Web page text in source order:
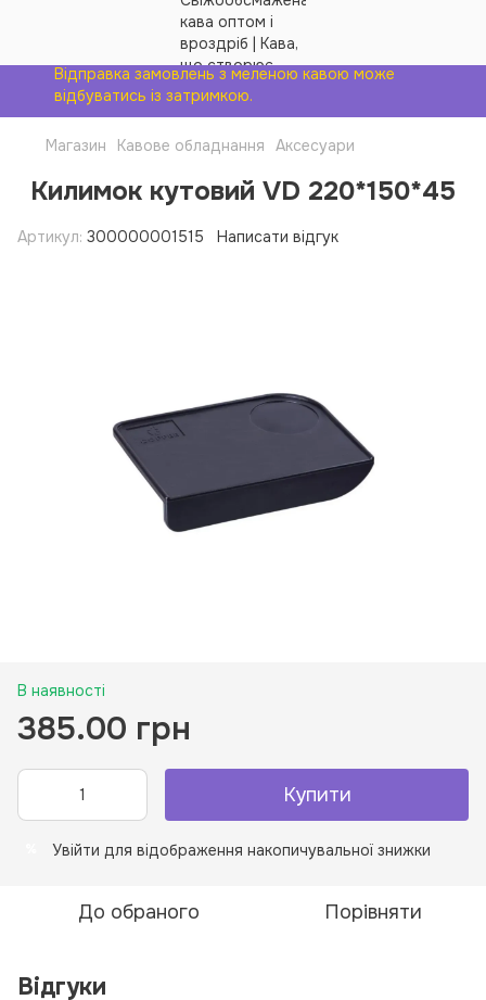
Відправка замовлень з меленою кавою може
відбуватись із затримкою.
Магазин Кавове обладнання Аксесуари
Килимок кутовий VD 220*150*45
Артикул: 300000001515 Написати відгук
В наявності
385.00 грн
Купити
Увійти для відображення накопичувальної знижки
До обраного Порівняти
Відгуки